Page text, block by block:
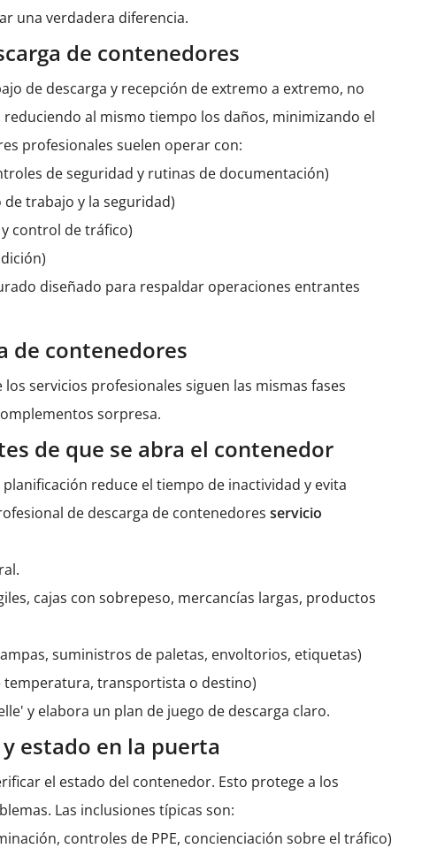
una verdadera diferencia.
de contenedores
de descarga y recepción de extremo a extremo, no
al mismo tiempo los daños, minimizando el
profesionales suelen operar con:
de seguridad y rutinas de documentación)
trabajo y la seguridad)
control de tráfico)
diseñado para respaldar operaciones entrantes
de contenedores
servicios profesionales siguen las mismas fases
sorpresa.
de que se abra el contenedor
reduce el tiempo de inactividad y evita
de descarga de contenedoresservicio
cajas con sobrepeso, mercancías largas, productos
suministros de paletas, envoltorios, etiquetas)
temperatura, transportista o destino)
y elabora un plan de juego de descarga claro.
estado en la puerta
el estado del contenedor. Esto protege a los
Las inclusiones típicas son:
controles de PPE, concienciación sobre el tráfico)